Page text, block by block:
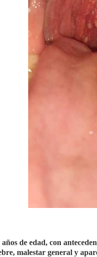
de edad, con
malestar general y